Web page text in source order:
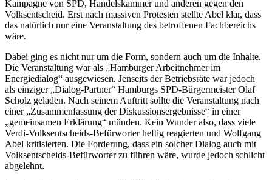
Kampagne von SPD, Handelskammer und anderen gegen den
Volksentscheid. Erst nach massiven Protesten stellte Abel klar, dass
das natürlich nur eine Veranstaltung des betroffenen Fachbereichs
wäre.
Dabei ging es nicht nur um die Form, sondern auch um die Inhalte.
Die Veranstaltung war als „Hamburger Arbeitnehmer im
Energiedialog“ ausgewiesen. Jenseits der Betriebsräte war jedoch
als einziger „Dialog-Partner“ Hamburgs SPD-Bürgermeister Olaf
Scholz geladen. Nach seinem Auftritt sollte die Veranstaltung nach
einer „Zusammenfassung der Diskussionsergebnisse“ in einer
„gemeinsamen Erklärung“ münden. Kein Wunder also, dass viele
Verdi-Volksentscheids-Befürworter heftig reagierten und Wolfgang
Abel kritisierten. Die Forderung, dass ein solcher Dialog auch mit
Volksentscheids-Befürworter zu führen wäre, wurde jedoch schlicht
abgelehnt.